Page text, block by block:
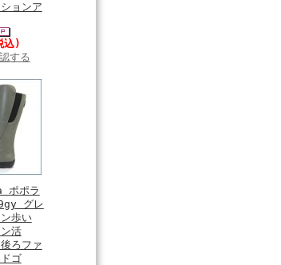
ョンア
込)
する
ポラ
グレ
歩い
活
ろファ
ゴ